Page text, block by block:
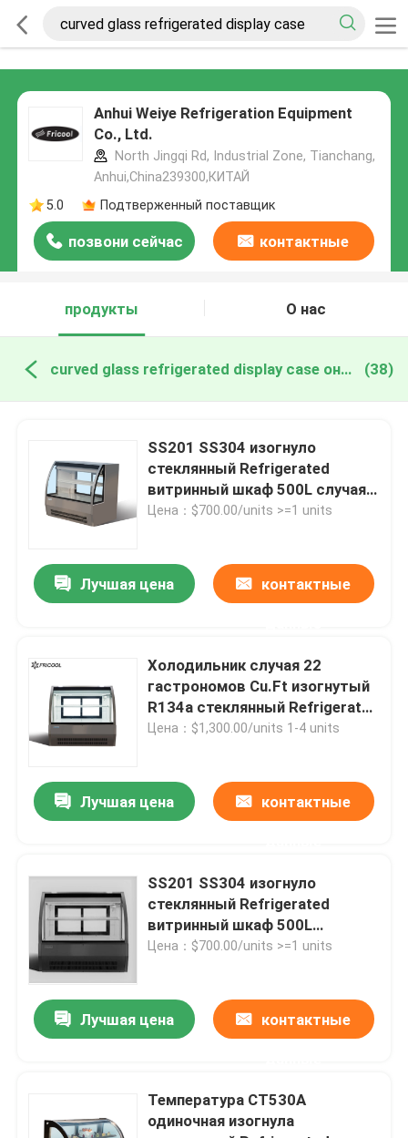
Anhui Weiye Refrigeration Equipment
Co., Ltd.
North Jingqi Rd, Industrial Zone, Tianchang,
Anhui,China239300,КИТАЙ
5.0
Подтверженный поставщик
позвони сейчас контактные
продукты
О нас
curved glass refrigerated display case онлайн производство (38)
SS201 SS304 изогнуло
стеклянный Refrigerated
витринный шкаф 500L случая
гастронома
Цена：$700.00/units >=1 units
Лучшая цена контактные
Холодильник случая 22
гастрономов Cu.Ft изогнутый
R134a стеклянный Refrigerated
для магазина пекарни
Цена：$1,300.00/units 1-4 units
Лучшая цена контактные
SS201 SS304 изогнуло
стеклянный Refrigerated
витринный шкаф 500L
гастронома
Цена：$700.00/units >=1 units
Лучшая цена контактные
Температура CT530A
одиночная изогнула